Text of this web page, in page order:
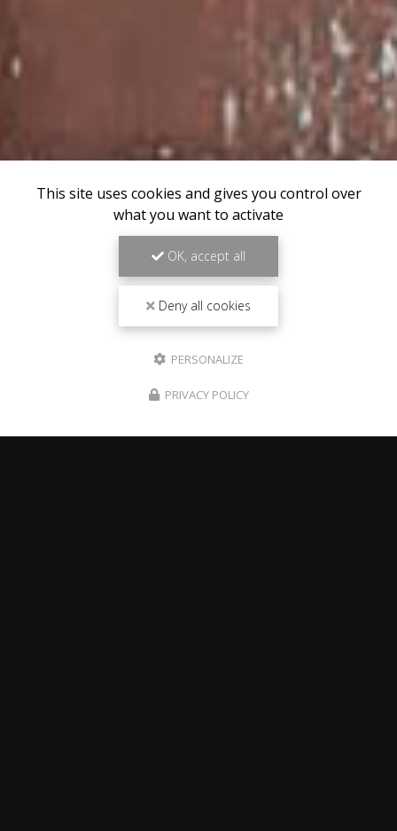
This site uses cookies and gives you control over
what you want to activate
OK, accept all
Deny all cookies
PERSONALIZE
PRIVACY POLICY